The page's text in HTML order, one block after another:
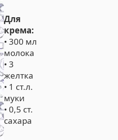
Для
крема:
• 300 мл
молока
• 3
желтка
• 1 ст.л.
муки
• 0,5 ст.
сахара